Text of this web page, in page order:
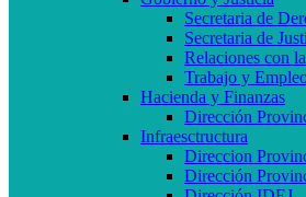
Secretaria de
Secretaria de
Relaciones con
Trabajo y
Hacienda y Finanzas
Dirección
Infraesctructura
Direccion
Dirección